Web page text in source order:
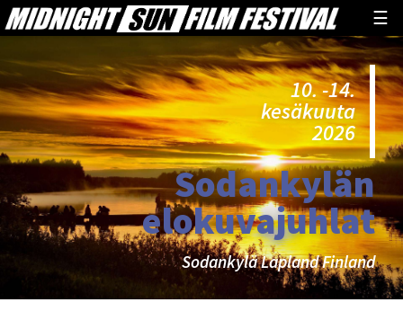
☰
10. -14.
kesäkuuta
2026
Sodankylän
elokuvajuhlat
Sodankylä Lapland Finland